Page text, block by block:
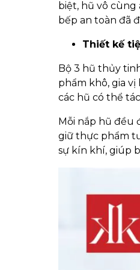
biệt, hũ vô cùng
bếp an toàn đã
Thiết kế
Bộ 3 hũ thủy
phẩm khô, gia
các hũ có thể
Mỗi nắp hũ đều
giữ thực phẩm
sự kín khí, giúp